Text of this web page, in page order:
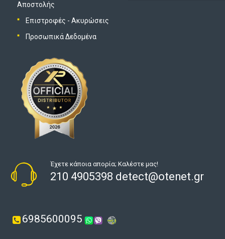
Αποστολής
Επιστροφές - Ακυρώσεις
Προσωπικά Δεδομένα
Έχετε κάποια απορία; Καλέστε μας!
210 4905398 detect@otenet.gr
6985600095